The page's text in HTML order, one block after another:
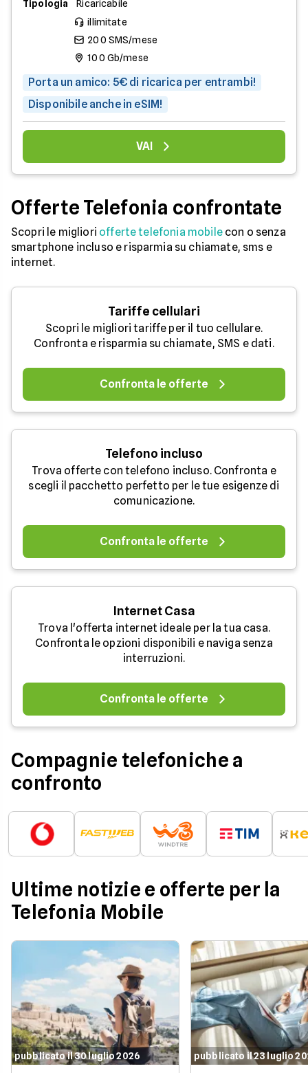
Tipologia
Ricaricabile
illimitate
200 SMS/mese
100 Gb/mese
Porta un amico: 5€ di ricarica per entrambi!
Disponibile anche in eSIM!
VAI
Offerte Telefonia confrontate
Scopri le migliori offerte telefonia mobilecon o senza
smartphone incluso e risparmia su chiamate, sms e
internet.
Tariffe cellulari
Scopri le migliori tariffe per il tuo cellulare.
Confronta e risparmia su chiamate, SMS e dati.
Confronta le offerte
Telefono incluso
Trova offerte con telefono incluso. Confronta e
scegli il pacchetto perfetto per le tue esigenze di
comunicazione.
Confronta le offerte
Internet Casa
Trova l'offerta internet ideale per la tua casa.
Confronta le opzioni disponibili e naviga senza
interruzioni.
Confronta le offerte
Compagnie telefoniche a
confronto
Ultime notizie e offerte per la
Telefonia Mobile
pubblicato il 30 luglio 2026 pubblicato il 23 luglio